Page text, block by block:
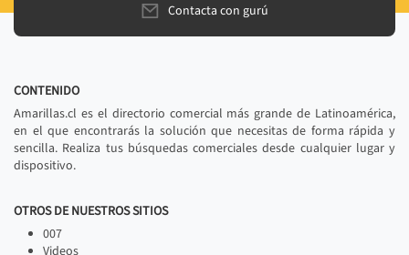
Contacta con gurú
CONTENIDO
Amarillas.cl es el directorio comercial más grande de Latinoamérica,
en el que encontrarás la solución que necesitas de forma rápida y
sencilla. Realiza tus búsquedas comerciales desde cualquier lugar y
dispositivo.
OTROS DE NUESTROS SITIOS
007
Videos